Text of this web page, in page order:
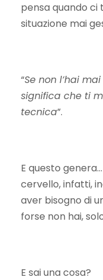
pensa quando ci
situazione mai
“Se non l’hai
significa che ti
tecnica”.
E questo
cervello, infatti,
aver bisogno di
forse non hai,
E sai una cosa?